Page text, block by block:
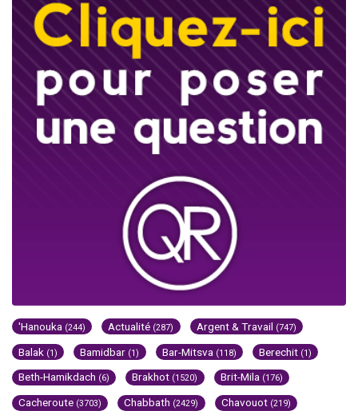
'Hanouka (244) Actualité (287) Argent & Travail (747)
Balak (1) Bamidbar (1) Bar-Mitsva (118) Berechit (1)
Beth-Hamikdach (6) Brakhot (1520) Brit-Mila (176)
Cacheroute (3703) Chabbath (2429) Chavouot (219)